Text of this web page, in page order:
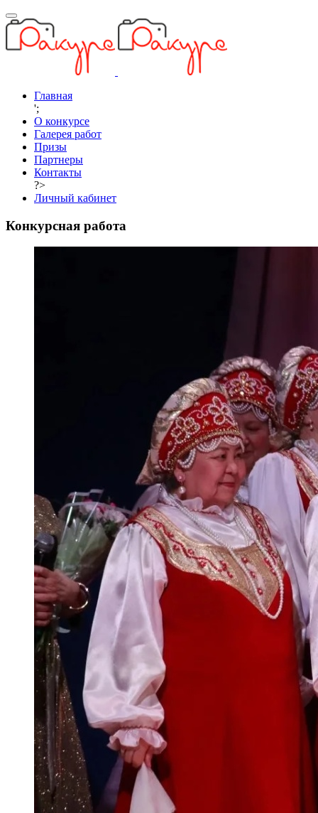
Главная
';
О конкурсе
Галерея работ
Призы
Партнеры
Контакты
?>
Личный кабинет
Конкурсная работа